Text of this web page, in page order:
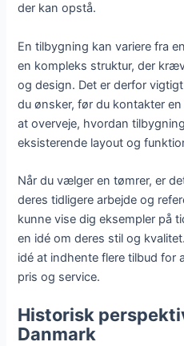
der kan opstå.
En tilbygning kan variere fra
en kompleks struktur, der
og design. Det er derfor
du ønsker, før du kontakter
at overveje, hvordan
eksisterende layout og
Når du vælger en tømrer, er
deres tidligere arbejde og
kunne vise dig eksempler på
en idé om deres stil og
idé at indhente flere tilbud for
pris og service.
Historisk
Danmark